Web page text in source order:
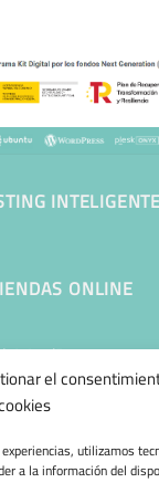
el
utilizamos
a la información del
INTELIGENTE
ONLINE
WordPress
&